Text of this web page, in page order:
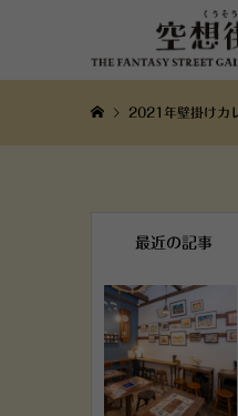
2021年壁掛けカ
最近の記事